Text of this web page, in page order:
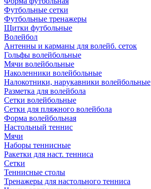
Футбольные сетки
Футбольные тренажеры
Щитки футбольные
Волейбол
Антенны и карманы для волейб. сеток
Гольфы волейбольные
Мячи волейбольные
Наколенники волейбольные
Налокотники, нарукавники волейбольные
Разметка для волейбола
Сетки волейбольные
Сетки для пляжного волейбола
Форма волейбольная
Настольный теннис
Мячи
Наборы теннисные
Ракетки для наст. тенниса
Сетки
Теннисные столы
Тренажеры для настольного тенниса